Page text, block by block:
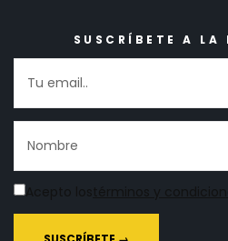
SUSCRÍBETE A LA